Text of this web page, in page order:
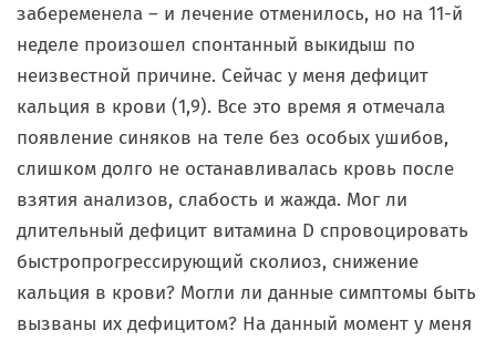
забеременела – и лечение отменилось, но на 11-й
неделе произошел спонтанный выкидыш по
неизвестной причине. Сейчас у меня дефицит
кальция в крови (1,9). Все это время я отмечала
появление синяков на теле без особых ушибов,
слишком долго не останавливалась кровь после
взятия анализов, слабость и жажда. Мог ли
длительный дефицит витамина D спровоцировать
быстропрогрессирующий сколиоз, снижение
кальция в крови? Могли ли данные симптомы быть
вызваны их дефицитом? На данный момент у меня